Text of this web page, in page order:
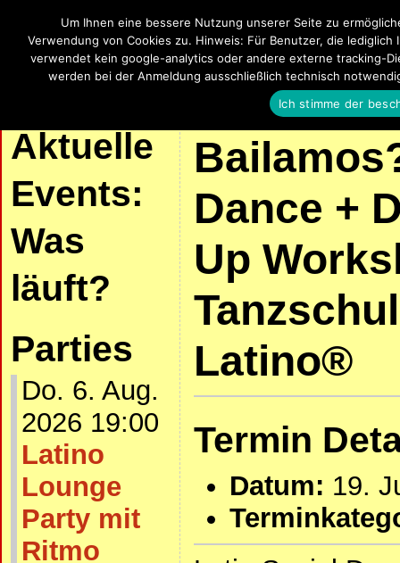
SalsaUlm
Salsa, Bachata, Kizomba, Zouk und
SALSA UND
Aktuelle
Events:
Was
läuft?
Parties
Do. 6. Aug.
2026 19:00
Latino
Lounge
Party mit
Ritmo
Dance +
Up
Latino®
Termin
Datum: 19.
Um Ihnen eine bessere Nutzung unserer Seite zu
Verwendung von Cookies zu. Hinweis: Für Benutzer, die
verwendet kein google-analytics oder andere externe tracking-
werden bei der Anmeldung ausschließlich technisch
Ich stimme der